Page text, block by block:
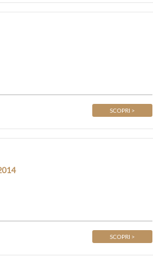
SCOPRI >
SCOPRI >